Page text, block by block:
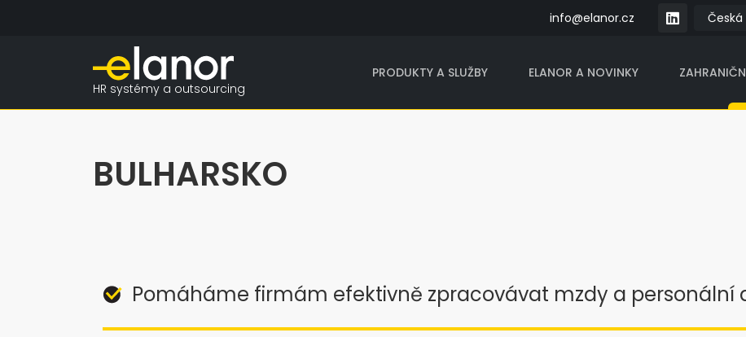
info@elanor.cz
HR systémy a outsourcing
PRODUKTY A SLUŽBY ELANOR A NOVINKY
BULHARSKO
Pomáháme firmám efektivně zpracovávat mzdy a personální